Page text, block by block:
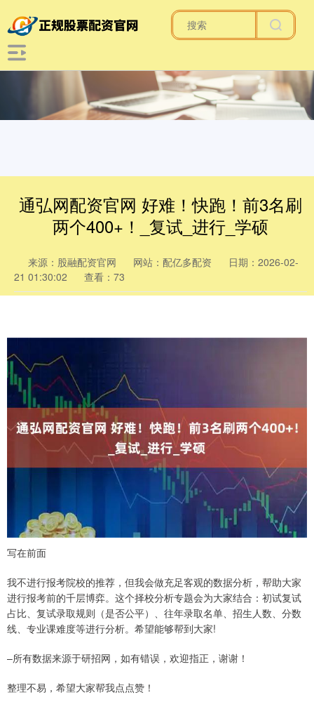
通弘网配资官网 好难！快跑！前3名刷
两个400+！_复试_进行_学硕
来源：股融配资官网 网站：配亿多配资
日期：2026-02-
21 01:30:02
查看：73
写在前面
我不进行报考院校的推荐，但我会做充足客观的数据分析，帮助大家
进行报考前的千层博弈。这个择校分析专题会为大家结合：初试复试
占比、复试录取规则（是否公平）、往年录取名单、招生人数、分数
线、专业课难度等进行分析。希望能够帮到大家!
–所有数据来源于研招网，如有错误，欢迎指正，谢谢！
整理不易，希望大家帮我点点赞！